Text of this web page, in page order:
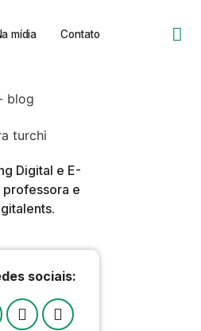
mídia Contato
Digital e E-
e
sociais: